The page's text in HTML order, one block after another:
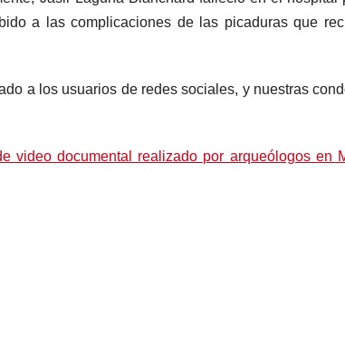
a las complicaciones de las picaduras que
a los usuarios de redes sociales, y nuestras
video documental realizado por arqueólogos en